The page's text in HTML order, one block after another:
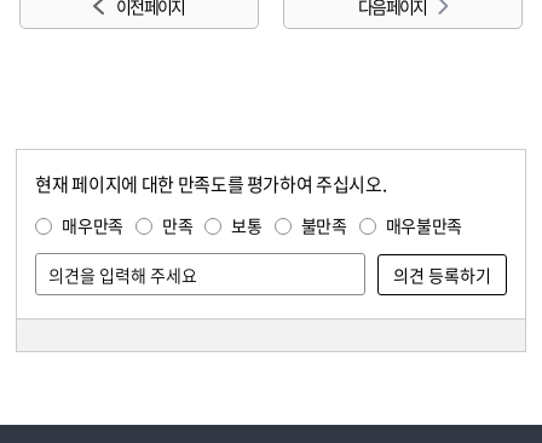
이전 페이지 다음 페이지
현재 페이지에 대한 만족도를 평가하여 주십시오.
매우만족 만족 보통 불만족 매우불만족